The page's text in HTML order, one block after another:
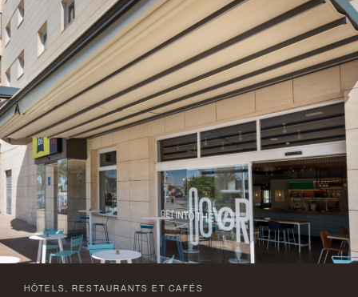
HÔTELS, RESTAURANTS ET CAFÉS